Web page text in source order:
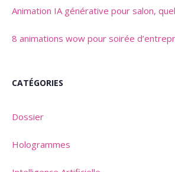
Animation IA générative pour salon,
8 animations wow pour soirée
CATÉGORIES
Dossier
Hologrammes